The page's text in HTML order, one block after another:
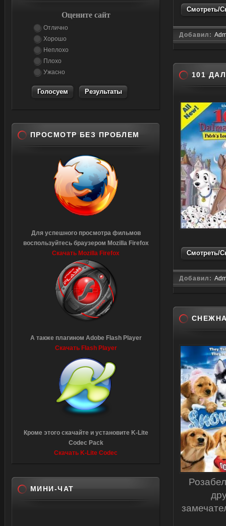
Смотреть/
Добавил:
101
Смотреть/
Добавил:
Оцените сайт
Отлично
Хорошо
Неплохо
Плохо
Ужасно
Результаты
ПРОСМОТР БЕЗ ПРОБЛЕМ
Для успешного просмотра фильмов
воспользуйтесь браузером Mozilla Firefox
Скачать Mozilla Firefox
А также плагином Adobe Flash Player
Скачать Flash Player
Кроме этого скачайте и установите K-Lite
Codec Pack
Скачать K-Lite Codec
МИНИ-ЧАТ